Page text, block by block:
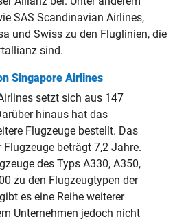
SAS Scandinavian Airlines,
und Swiss zu den Fluglinien, die
sind.
Singapore Airlines
setzt sich aus 147
hinaus hat das
Flugzeuge bestellt. Das
beträgt 7,2 Jahre.
des Typs A330, A350,
zu den Flugzeugtypen der
es eine Reihe weiterer
Unternehmen jedoch nicht